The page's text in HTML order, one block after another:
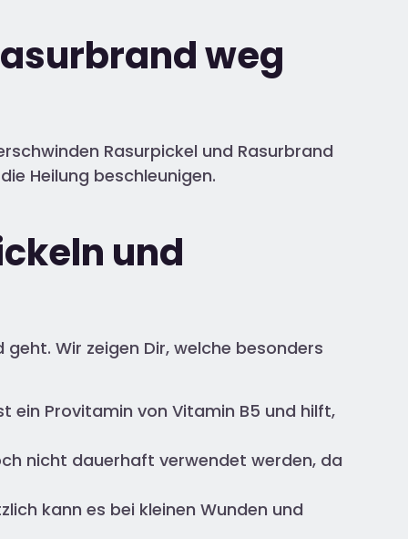
weg
Rasurpickel und Rasurbrand
Heilung beschleunigen.
und
Wir zeigen Dir, welche besonders
ein Provitamin von Vitamin B5 und hilft,
nicht dauerhaft verwendet werden, da
kann es bei kleinen Wunden und